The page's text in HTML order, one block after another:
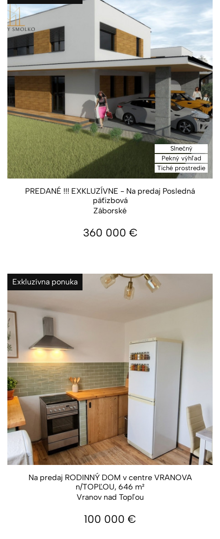
Slnečný
Pekný výhľad
Tiché prostredie
PREDANÉ !!! EXKLUZÍVNE - Na predaj Posledná
päťizbová
Záborské
360 000 €
Exkluzívna ponuka
Na predaj RODINNÝ DOM v centre VRANOVA
n/TOPĽOU, 646 m²
Vranov nad Topľou
100 000 €